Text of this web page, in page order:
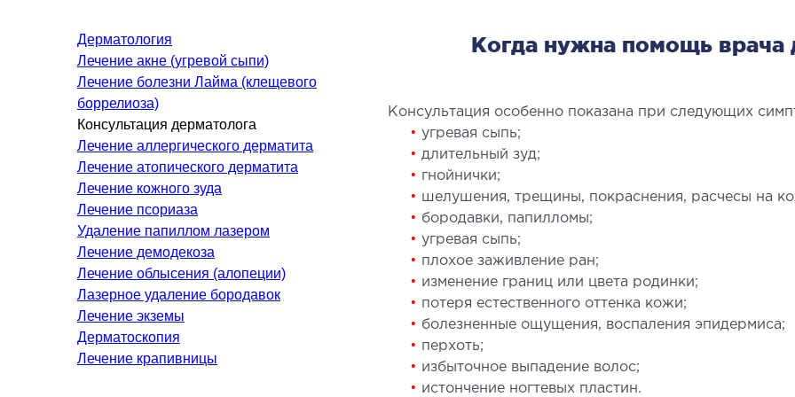
Диетология и нутрициология
Онкология
Неотложная терапия
Нефрология
Паллиативная помощь
Пульмонология
Терапия
КОСМЕТОЛОГИЯ И
ДЕРМАТОЛОГИЯ
Аппаратная косметология
Дерматология
ЛЕЧЕНИЕ ЗАБОЛЕВАНИЙ
ПЕЧЕНИ И ЖЕЛЧНЫХ
ПРОТОКОВ
Лечение болезней печени
Дерматология
Лечение акне (угревой сыпи)
Лечение болезни Лайма (клещевого
боррелиоза)
Консультация дерматолога
Лечение аллергического дерматита
Лечение атопического дерматита
Лечение кожного зуда
Лечение псориаза
Удаление папиллом лазером
Лечение демодекоза
Лечение облысения (алопеции)
Лазерное удаление бородавок
Лечение экземы
Дерматоскопия
Лечение крапивницы
Когда нужна помощь врача
Консультация особенно показана при следующих
• угревая сыпь;
• длительный зуд;
• гнойнички;
• шелушения, трещины, покраснения, расчесы на
• бородавки, папилломы;
• угревая сыпь;
• плохое заживление ран;
• изменение границ или цвета родинки;
• потеря естественного оттенка кожи;
• болезненные ощущения, воспаления эпидермиса;
• перхоть;
• избыточное выпадение волос;
• истончение ногтевых пластин.